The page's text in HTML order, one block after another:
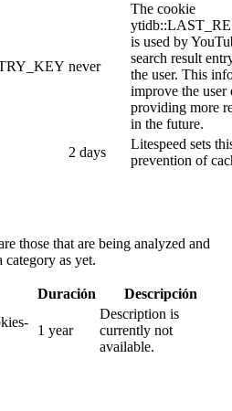
never
The cookie
is used by
search result
the user. This
improve the user
providing more
in the future.
2 days
Litespeed sets
prevention of
those that are being analyzed and
category as yet.
Duración
Descripción
1 year
Description is
currently not
available.